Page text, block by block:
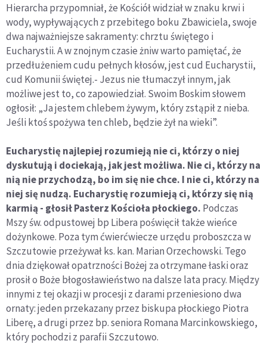
Hierarcha przypomniał, że Kościół widział w znaku krwi i
wody, wypływających z przebitego boku Zbawiciela, swoje
dwa najważniejsze sakramenty: chrztu świętego i
Eucharystii. A w znojnym czasie żniw warto pamiętać, że
przedłużeniem cudu pełnych kłosów, jest cud Eucharystii,
cud Komunii świętej.- Jezus nie tłumaczył innym, jak
możliwe jest to, co zapowiedział. Swoim Boskim słowem
ogłosił: „Ja jestem chlebem żywym, który zstąpił z nieba.
Jeśli ktoś spożywa ten chleb, będzie żył na wieki”.
Eucharystię najlepiej rozumieją nie ci, którzy o niej
dyskutują i dociekają, jak jest możliwa. Nie ci, którzy na
nią nie przychodzą, bo im się nie chce. I nie ci, którzy na
niej się nudzą. Eucharystię rozumieją ci, którzy się nią
karmią - głosił Pasterz Kościoła płockiego. Podczas
Mszy św. odpustowej bp Libera poświęcił także wieńce
dożynkowe. Poza tym ćwierćwiecze urzędu proboszcza w
Szczutowie przeżywał ks. kan. Marian Orzechowski. Tego
dnia dziękował opatrzności Bożej za otrzymane łaski oraz
prosił o Boże błogosławieństwo na dalsze lata pracy. Między
innymi z tej okazji w procesji z darami przeniesiono dwa
ornaty: jeden przekazany przez biskupa płockiego Piotra
Liberę, a drugi przez bp. seniora Romana Marcinkowskiego,
który pochodzi z parafii Szczutowo.